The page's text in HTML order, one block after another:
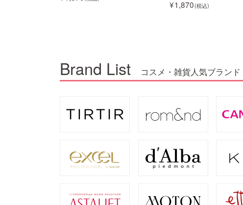
1,870
Brand List コスメ・雑貨人気ブランド